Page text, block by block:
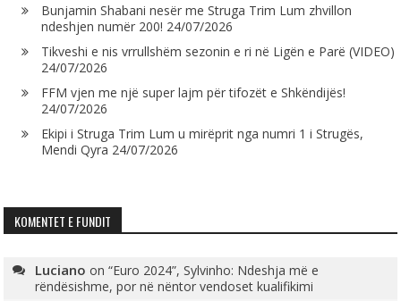
Bunjamin Shabani nesër me Struga Trim Lum zhvillon
ndeshjen numër 200! 24/07/2026
Tikveshi e nis vrrullshëm sezonin e ri në Ligën e Parë (VIDEO)
24/07/2026
FFM vjen me një super lajm për tifozët e Shkëndijës!
24/07/2026
Ekipi i Struga Trim Lum u mirëprit nga numri 1 i Strugës,
Mendi Qyra 24/07/2026
KOMENTET E FUNDIT
Luciano on“Euro 2024”, Sylvinho: Ndeshja më e
rëndësishme, por në nëntor vendoset kualifikimi